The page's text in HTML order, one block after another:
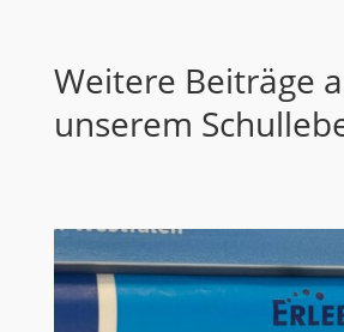
Weitere Beiträge
unserem